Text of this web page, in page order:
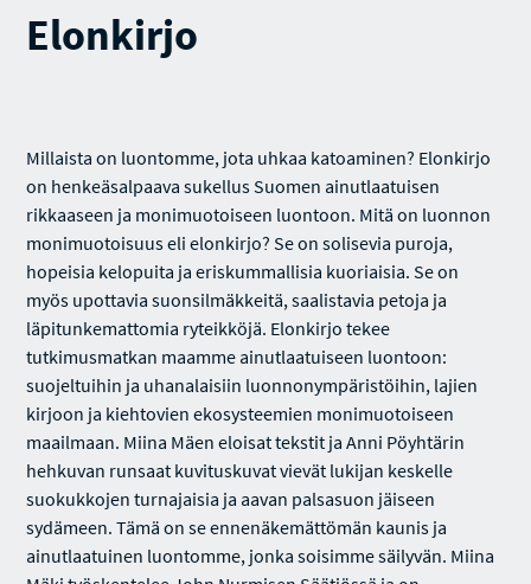
Elonkirjo
Millaista on luontomme, jota uhkaa katoaminen? Elonkirjo
on henkeäsalpaava sukellus Suomen ainutlaatuisen
rikkaaseen ja monimuotoiseen luontoon. Mitä on luonnon
monimuotoisuus eli elonkirjo? Se on solisevia puroja,
hopeisia kelopuita ja eriskummallisia kuoriaisia. Se on
myös upottavia suonsilmäkkeitä, saalistavia petoja ja
läpitunkemattomia ryteikköjä. Elonkirjo tekee
tutkimusmatkan maamme ainutlaatuiseen luontoon:
suojeltuihin ja uhanalaisiin luonnonympäristöihin, lajien
kirjoon ja kiehtovien ekosysteemien monimuotoiseen
maailmaan. Miina Mäen eloisat tekstit ja Anni Pöyhtärin
hehkuvan runsaat kuvituskuvat vievät lukijan keskelle
suokukkojen turnajaisia ja aavan palsasuon jäiseen
sydämeen. Tämä on se ennenäkemättömän kaunis ja
ainutlaatuinen luontomme, jonka soisimme säilyvän. Miina